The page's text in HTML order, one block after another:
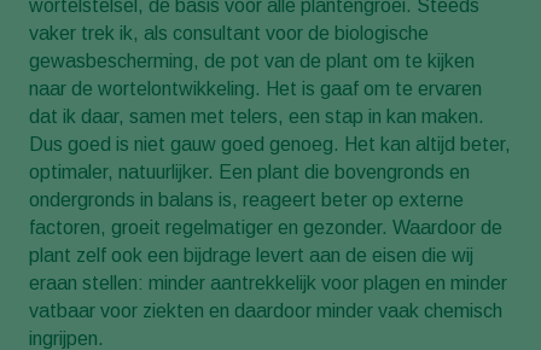
wortelstelsel, de basis voor alle plantengroei. Steeds
vaker trek ik, als consultant voor de biologische
gewasbescherming, de pot van de plant om te kijken
naar de wortelontwikkeling. Het is gaaf om te ervaren
dat ik daar, samen met telers, een stap in kan maken.
Dus goed is niet gauw goed genoeg. Het kan altijd beter,
optimaler, natuurlijker. Een plant die bovengronds en
ondergronds in balans is, reageert beter op externe
factoren, groeit regelmatiger en gezonder. Waardoor de
plant zelf ook een bijdrage levert aan de eisen die wij
eraan stellen: minder aantrekkelijk voor plagen en minder
vatbaar voor ziekten en daardoor minder vaak chemisch
ingrijpen.